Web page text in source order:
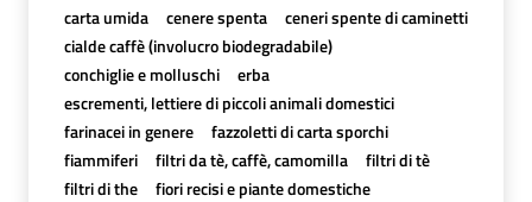
carta umida
cenere spenta
ceneri spente di caminetti
cialde caffè (involucro biodegradabile)
conchiglie e molluschi
erba
escrementi, lettiere di piccoli animali domestici
farinacei in genere
fazzoletti di carta sporchi
fiammiferi
filtri da tè, caffè, camomilla
filtri di tè
filtri di the
fiori recisi e piante domestiche